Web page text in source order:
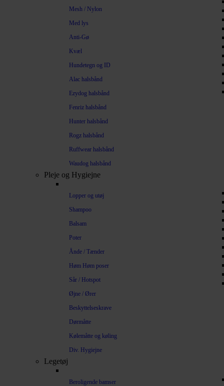
Mesh / Nylon
Med lys
Anti-Gø
Kvæl
Hundetegn og ID
Alac halsbånd
Ezydog halsbånd
Fenriz halsbånd
Hunter halsbånd
Rogz halsbånd
Ruffwear halsbånd
Waudog halsbånd
Pleje og Hygiejne
Lopper og utøj
Shampoo
Balsam
Poter
Ånde / Tænder
Høm Høm poser
Sår / Hotspot
Øjne / Ører
Beskyttelseskrave
Dørmåtte
Kølemåtte og køling
Div. Hygiejne
Legetøj
Beroligende bamser